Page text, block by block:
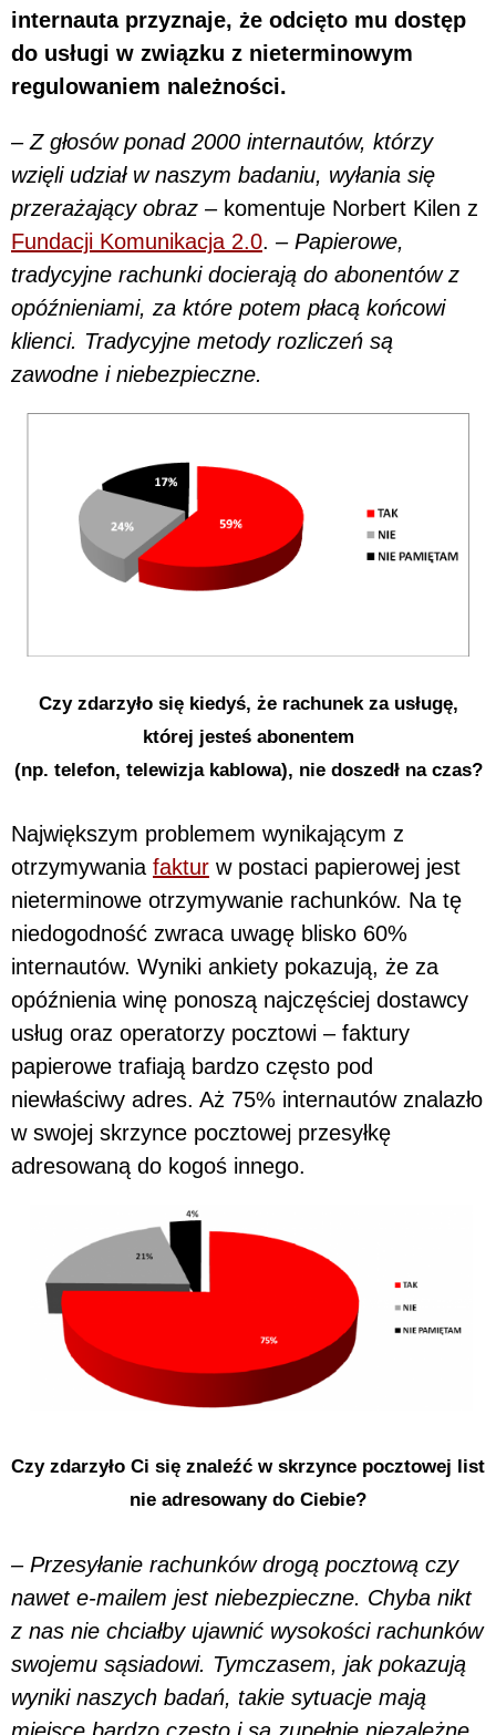
internauta przyznaje, że odcięto mu dostęp
do usługi w związku z nieterminowym
regulowaniem należności.
– Z głosów ponad 2000 internautów, którzy
wzięli udział w naszym badaniu, wyłania się
przerażający obraz – komentuje Norbert Kilen z
Fundacji Komunikacja 2.0. – Papierowe,
tradycyjne rachunki docierają do abonentów z
opóźnieniami, za które potem płacą końcowi
klienci. Tradycyjne metody rozliczeń są
zawodne i niebezpieczne.
Czy zdarzyło się kiedyś, że rachunek za usługę,
której jesteś abonentem
(np. telefon, telewizja kablowa), nie doszedł na czas?
Największym problemem wynikającym z
otrzymywania faktur w postaci papierowej jest
nieterminowe otrzymywanie rachunków. Na tę
niedogodność zwraca uwagę blisko 60%
internautów. Wyniki ankiety pokazują, że za
opóźnienia winę ponoszą najczęściej dostawcy
usług oraz operatorzy pocztowi – faktury
papierowe trafiają bardzo często pod
niewłaściwy adres. Aż 75% internautów znalazło
w swojej skrzynce pocztowej przesyłkę
adresowaną do kogoś innego.
Czy zdarzyło Ci się znaleźć w skrzynce pocztowej list
nie adresowany do Ciebie?
– Przesyłanie rachunków drogą pocztową czy
nawet e-mailem jest niebezpieczne. Chyba nikt
z nas nie chciałby ujawnić wysokości rachunków
swojemu sąsiadowi. Tymczasem, jak pokazują
wyniki naszych badań, takie sytuacje mają